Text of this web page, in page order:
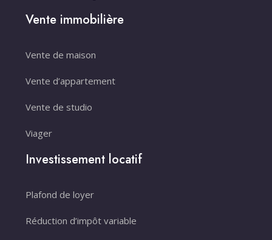
Vente immobilière
Vente de maison
Vente d’appartement
Vente de studio
Viager
Investissement locatif
Plafond de loyer
Réduction d’impôt variable